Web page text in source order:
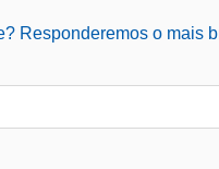
Responderemos o mais